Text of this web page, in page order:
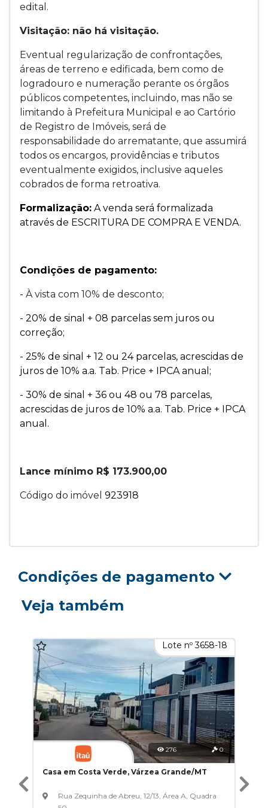
edital.
Visitação: não há visitação.
Eventual regularização de confrontações,
áreas de terreno e edificada, bem como de
logradouro e numeração perante os órgãos
públicos competentes, incluindo, mas não se
limitando à Prefeitura Municipal e ao Cartório
de Registro de Imóveis, será de
responsabilidade do arrematante, que assumirá
todos os encargos, providências e tributos
eventualmente exigidos, inclusive aqueles
cobrados de forma retroativa.
Formalização: A venda será formalizada
através de ESCRITURA DE COMPRA E VENDA.
Condições de pagamento:
- À vista com 10% de desconto;
- 20% de sinal + 08 parcelas sem juros ou
correção;
- 25% de sinal + 12 ou 24 parcelas, acrescidas de
juros de 10% a.a. Tab. Price + IPCA anual;
- 30% de sinal + 36 ou 48 ou 78 parcelas,
acrescidas de juros de 10% a.a. Tab. Price + IPCA
anual.
Lance mínimo R$ 173.900,00
Código do imóvel 923918
Condições de pagamento
Veja também
Lote nº 3658-18
276 0
Casa em Costa Verde, Várzea Grande/MT
Rua Zequinha de Abreu, 12/13, Área A, Quadra